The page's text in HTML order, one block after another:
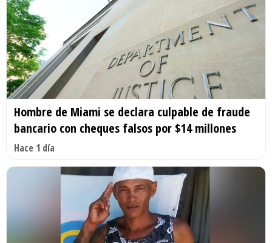
Hombre de Miami se declara culpable de fraude
bancario con cheques falsos por $14 millones
Hace 1 día